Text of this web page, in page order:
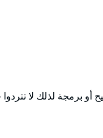
أو برمجة لذلك لا